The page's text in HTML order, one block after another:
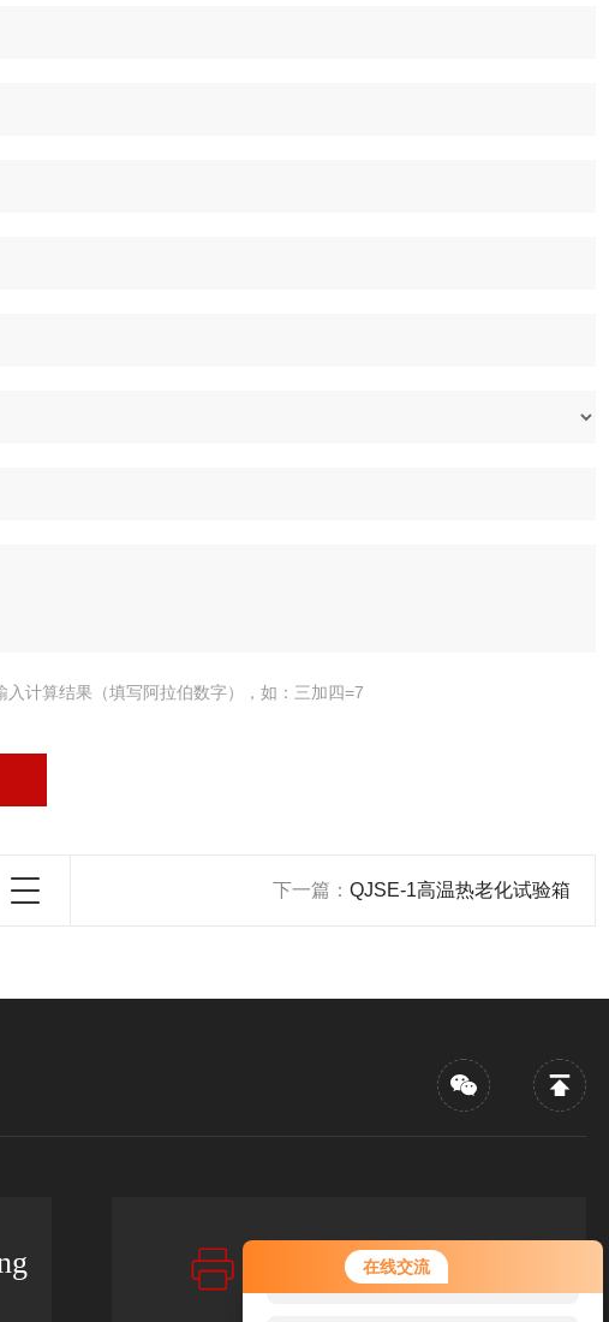
在线交流
您好！欢迎前来咨询，很高兴为您
服务，请问您要咨询什么问题呢？
入计算结果（填写阿拉伯数字），如：三加四=7
下一篇： QJSE-1高温热老化试验箱
传真：FAX
86-021-67256880